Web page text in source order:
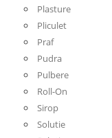
Plasture
Pliculet
Praf
Pudra
Pulbere
Roll-On
Sirop
Solutie